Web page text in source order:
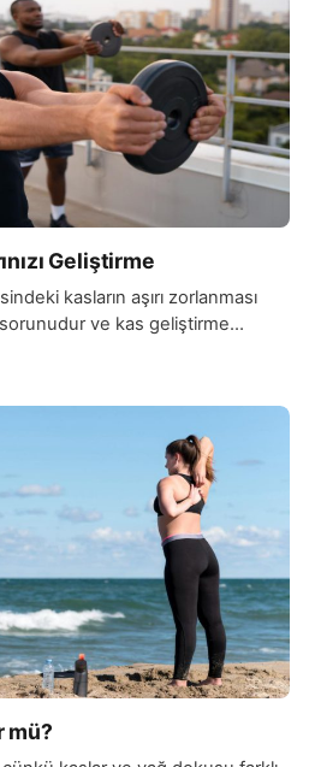
[…]
Geliştirme
kasların aşırı zorlanması
ve kas geliştirme
kaçınmak ve doğru
Vücudu doğru şekilde
hareketlerle çalışmak, hem kas
[…]
mü?